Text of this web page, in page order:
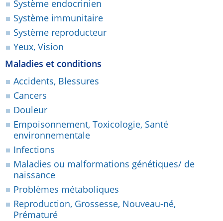
Système endocrinien
Système immunitaire
Système reproducteur
Yeux, Vision
Maladies et conditions
Accidents, Blessures
Cancers
Douleur
Empoisonnement, Toxicologie, Santé
environnementale
Infections
Maladies ou malformations génétiques/ de
naissance
Problèmes métaboliques
Reproduction, Grossesse, Nouveau-né,
Prématuré